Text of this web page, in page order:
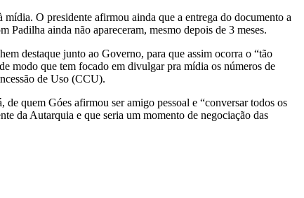
mídia. O presidente afirmou ainda que a entrega do documento a
ainda não apareceram, mesmo depois de 3 meses.
destaque junto ao Governo, para que assim ocorra o “tão
modo que tem focado em divulgar pra mídia os números de
de Uso (CCU).
quem Góes afirmou ser amigo pessoal e “conversar todos os
da Autarquia e que seria um momento de negociação das